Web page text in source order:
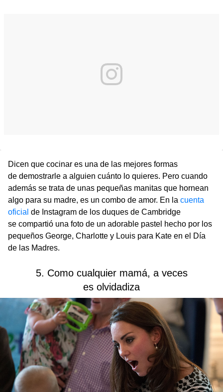
Dicen que cocinar es una de las mejores formas
de demostrarle a alguien cuánto lo quieres. Pero cuando
además se trata de unas pequeñas manitas que hornean
algo para su madre, es un combo de amor. En la cuenta
oficial de Instagram de los duques de Cambridge
se compartió una foto de un adorable pastel hecho por los
pequeños George, Charlotte y Louis para Kate en el Día
de las Madres.
5. Como cualquier mamá, a veces
es olvidadiza